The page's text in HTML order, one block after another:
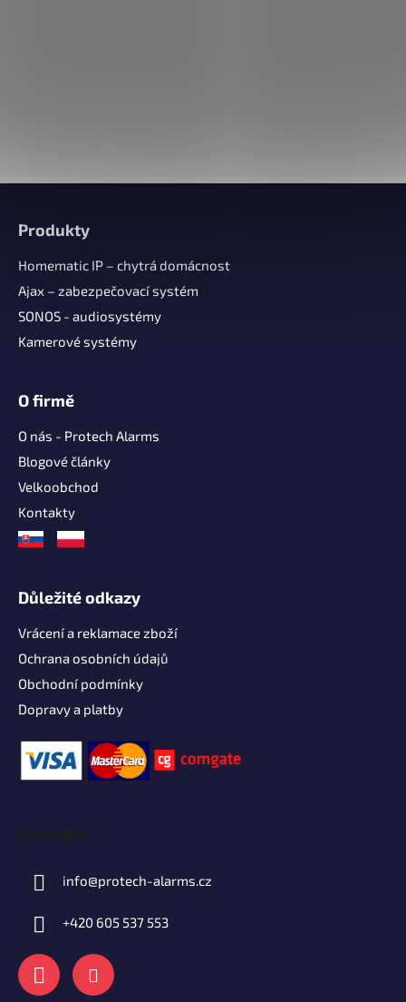
Produkty
Homematic IP – chytrá domácnost
Ajax – zabezpečovací systém
SONOS - audiosystémy
Kamerové systémy
O firmě
O nás - Protech Alarms
Blogové články
Velkoobchod
Kontakty
Důležité odkazy
Vrácení a reklamace zboží
Ochrana osobních údajů
Obchodní podmínky
Dopravy a platby
Kontakt
info@protech-alarms.cz
+420 605 537 553